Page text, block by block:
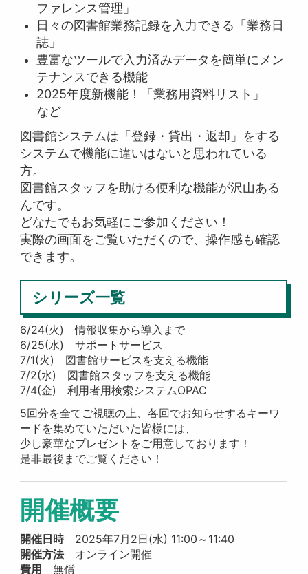
ファレンス管理」
日々の図書館業務記録を入力できる「業務日
誌」
豊富なツールで入力済みデータを簡単にメン
テナンスできる機能
2025年度新機能！「業務用資料リスト」
など
図書館システムは「登録・貸出・返却」をする
システムで機能に違いはないと思われている
方。
図書館スタッフを助ける便利な機能が沢山ある
んです。
どなたでもお気軽にご参加ください！
実際の画面をご覧いただくので、操作感も確認
できます。
シリーズ一覧
6/24(火) 情報収集から導入まで
6/25(水) サポートサービス
7/1(火) 図書館サービスを支える機能
7/2(水) 図書館スタッフを支える機能
7/4(金) 利用者用検索システムOPAC
5回分を全てご視聴の上、各回でお知らせするキーワ
ードを集めていただいた皆様には、
少し豪華なプレゼントをご用意しております！
是非最後までご覧ください！
開催概要
開催日時2025年7月2日(水) 11:00～11:40
開催方法オンライン開催
費用
無償